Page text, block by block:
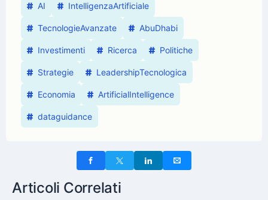
AI IntelligenzaArtificiale
TecnologieAvanzate AbuDhabi
Investimenti Ricerca Politiche
Strategie LeadershipTecnologica
Economia ArtificialIntelligence
dataguidance
Articoli Correlati